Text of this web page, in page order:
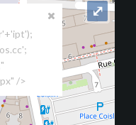
/>
⤢